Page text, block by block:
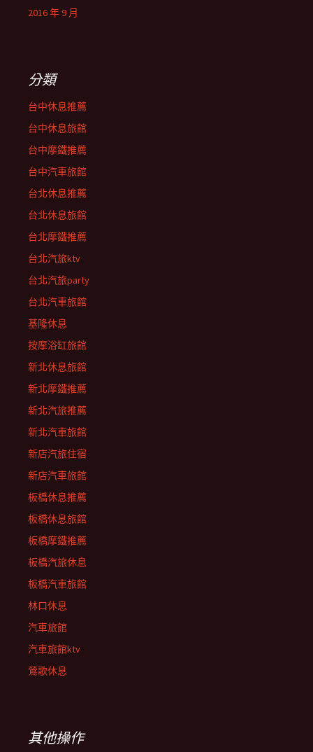
2016 年 9 月
分類
台中休息推薦
台中休息旅館
台中摩鐵推薦
台中汽車旅館
台北休息推薦
台北休息旅館
台北摩鐵推薦
台北汽旅ktv
台北汽旅party
台北汽車旅館
基隆休息
按摩浴缸旅館
新北休息旅館
新北摩鐵推薦
新北汽旅推薦
新北汽車旅館
新店汽旅住宿
新店汽車旅館
板橋休息推薦
板橋休息旅館
板橋摩鐵推薦
板橋汽旅休息
板橋汽車旅館
林口休息
汽車旅館
汽車旅館ktv
鶯歌休息
其他操作